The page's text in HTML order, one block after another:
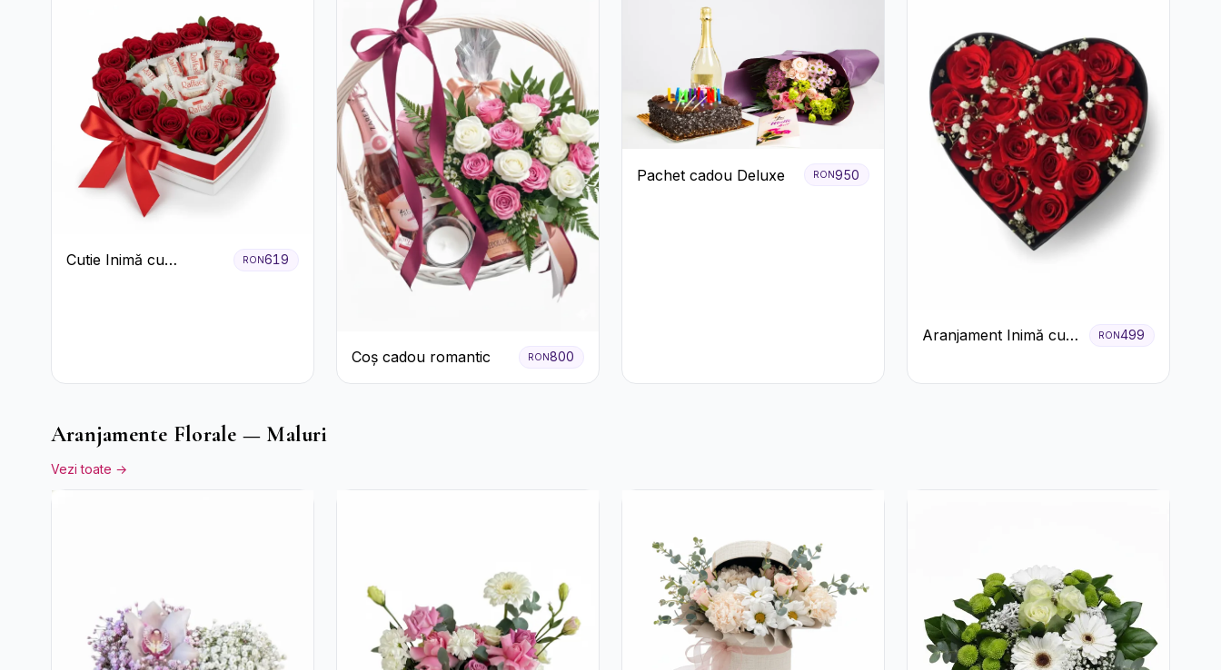
Cutie Inimă cu
RON619
Coș cadou romantic RON800
Pachet cadou Deluxe RON950
Aranjament Inimă cu
Floarea Miresei
RON499
Aranjamente Florale — Maluri
Vezi toate →